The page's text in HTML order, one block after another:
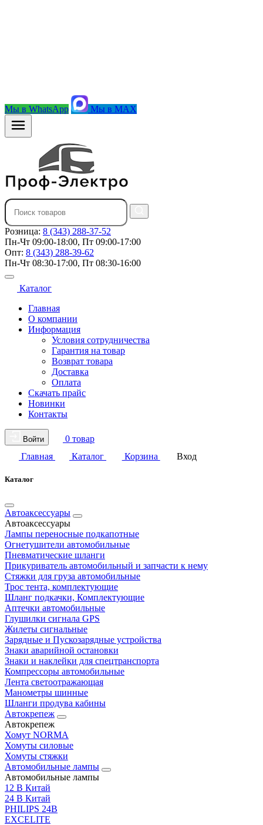
Мы в WhatsApp Мы в MAX
Розница: 8 (343) 288-37-52
Пн-Чт 09:00-18:00, Пт 09:00-17:00
Опт: 8 (343) 288-39-62
Пн-Чт 08:30-17:00, Пт 08:30-16:00
Каталог
Главная
О компании
Информация
Условия сотрудничества
Гарантия на товар
Возврат товара
Доставка
Оплата
Скачать прайс
Новинки
Контакты
Войти
0 товар
Главная
Каталог Корзина Вход
Каталог
Автоаксессуары
Автоаксессуары
Лампы переносные подкапотные
Огнетушители автомобильные
Пневматические шланги
Прикуриватель автомобильный и запчасти к нему
Стяжки для груза автомобильные
Трос тента, комплектующие
Шланг подкачки, Комплектующие
Аптечки автомобильные
Глушилки сигнала GPS
Жилеты сигнальные
Зарядные и Пускозарядные устройства
Знаки аварийной остановки
Знаки и наклейки для спецтранспорта
Компрессоры автомобильные
Лента светоотражающая
Манометры шинные
Шланги продува кабины
Автокрепеж
Автокрепеж
Хомут NORMA
Хомуты силовые
Хомуты стяжки
Автомобильные лампы
Автомобильные лампы
12 В Китай
24 В Китай
PHILIPS 24В
EXCELITE